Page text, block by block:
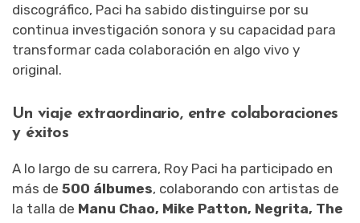
discográfico, Paci ha sabido distinguirse por su
continua investigación sonora y su capacidad para
transformar cada colaboración en algo vivo y
original.
Un viaje extraordinario, entre colaboraciones
y éxitos
A lo largo de su carrera, Roy Paci ha participado en
más de 500 álbumes, colaborando con artistas de
la talla de Manu Chao, Mike Patton, Negrita, The